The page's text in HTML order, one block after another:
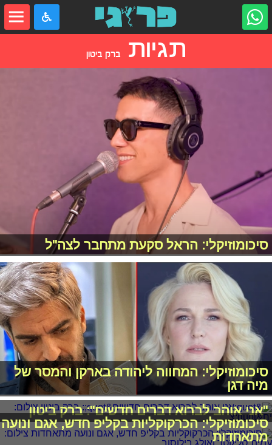
תגיות ברק ביטון
סיכומוזיקלי: הראל סקעת מתחבר לצה"ל
סיכומוזיקלי: המחווה ליהודה בארקן והמסר של
מיה דגן
"אני אוהב לברוא דברים חדשים": ברק ביטון
סיכומוזיקלי: הכרקוקליות בקליפ חדש, אגם ונועה
מתאחדות